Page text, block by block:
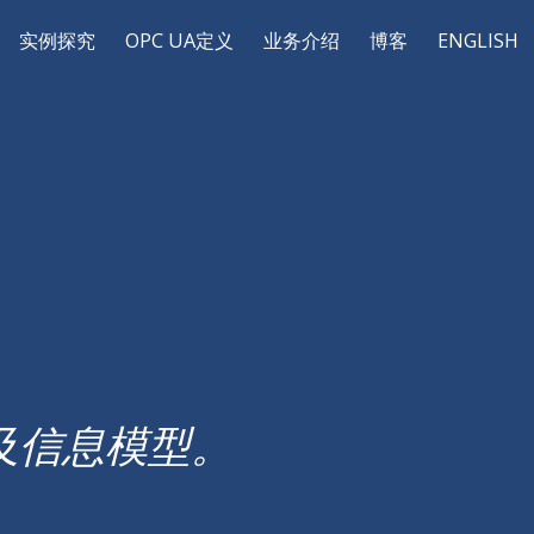
实例探究 OPC UA定义 业务介绍 博客 ENGLISH
息模型。